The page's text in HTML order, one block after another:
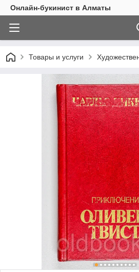
Онлайн-букинист в Алматы
Товары и услуги